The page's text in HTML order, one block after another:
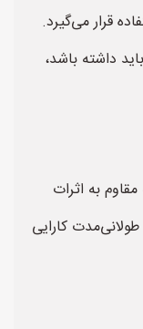
قرار می‌گیرد.
داشته باشد،
به اثرات
کارایی